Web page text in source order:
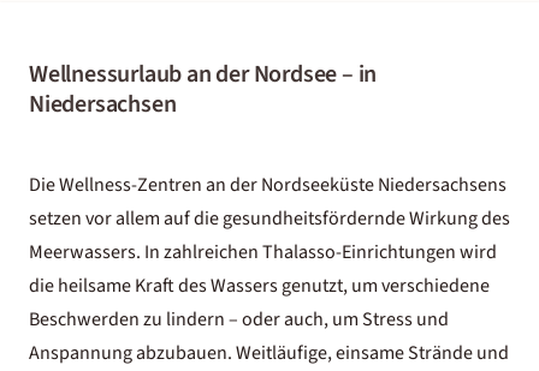
Wellnessurlaub an der Nordsee – in
Niedersachsen
Die Wellness-Zentren an der Nordseeküste Niedersachsens
setzen vor allem auf die gesundheitsfördernde Wirkung des
Meerwassers. In zahlreichen Thalasso-Einrichtungen wird
die heilsame Kraft des Wassers genutzt, um verschiedene
Beschwerden zu lindern – oder auch, um Stress und
Anspannung abzubauen. Weitläufige, einsame Strände und